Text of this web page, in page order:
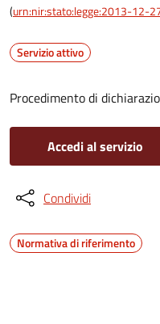
(urn:nir:stato:legge:2013-12-
Servizio attivo
Procedimento di
Accedi al servizio
Condividi
Normativa di riferimento